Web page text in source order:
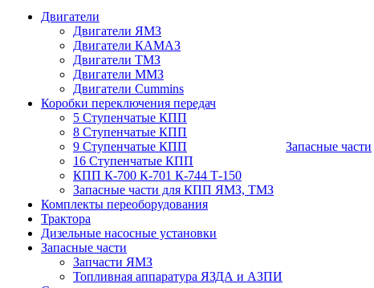
Двигатели
Двигатели ЯМЗ
Двигатели КАМАЗ
Двигатели ТМЗ
Двигатели ММЗ
Двигатели Cummins
Коробки переключения передач
5 Ступенчатые КПП
8 Ступенчатые КПП
9 Ступенчатые КПП
16 Ступенчатые КПП
КПП К-700 К-701 К-744 Т-150
Запасные части для КПП ЯМЗ, ТМЗ
Комплекты переоборудования
Трактора
Дизельные насосные установки
Запасные части
Запчасти ЯМЗ
Топливная аппаратура ЯЗДА и АЗПИ
Запасные части